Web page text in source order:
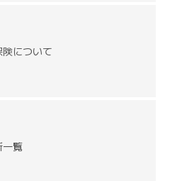
について
一覧